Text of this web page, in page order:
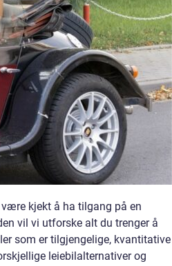
kjekt å ha tilgang på en
vil vi utforske alt du trenger å
som er tilgjengelige, kvantitative
leiebilalternativer og